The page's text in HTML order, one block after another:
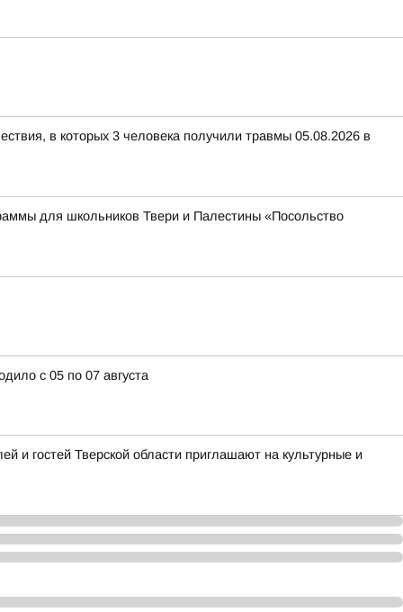
в которых 3 человека получили травмы 05.08.2026 в
для школьников Твери и Палестины «Посольство
с 05 по 07 августа
и гостей Тверской области приглашают на культурные и